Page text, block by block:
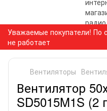
Уважаемые покупатели! По
не работает
Вентиляторы
Вентилятор
SD5015M1S (2